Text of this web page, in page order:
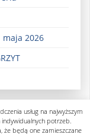
maja 2026
usług na najwyższym
potrzeb.
że będą one zamieszczane